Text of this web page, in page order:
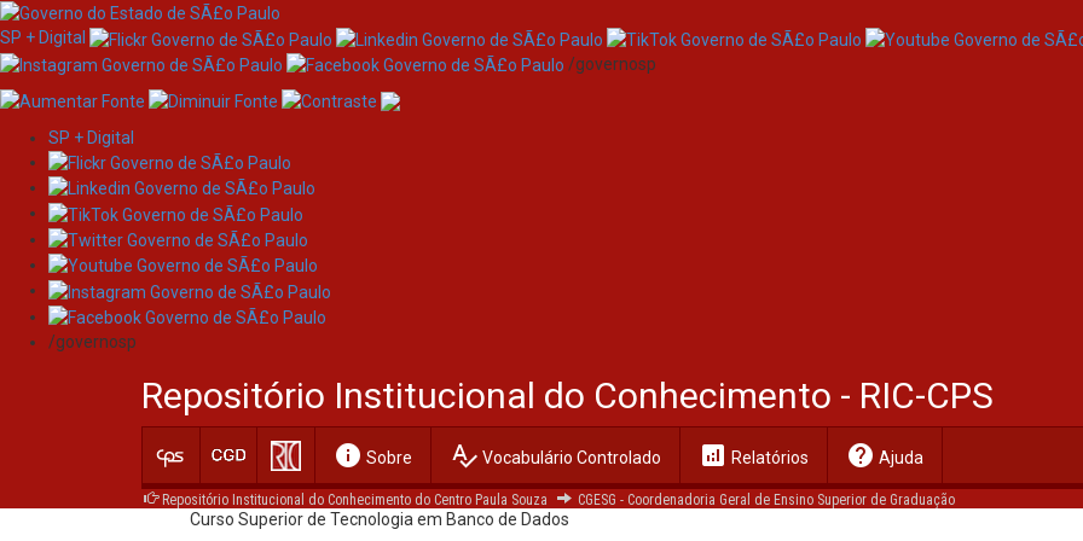
Skip
navigation
SP + Digital
/governosp
SP + Digital
/governosp
Repositório Institucional do Conhecimento - RIC-CPS
info Sobre spellcheck Vocabulário Controlado analytics Relatórios help Ajuda
Repositório Institucional do Conhecimento do Centro Paula Souza CGESG - Coordenadoria Geral de Ensino Superior de Graduação
196 - FATEC de Bauru (Bauru)
Curso Superior de Tecnologia em Análise e Desenvolvimento de Sistemas - Articulação da Formação Profissional
Superior (AMS)
Curso Superior de Tecnologia em Automação Industrial
Curso Superior de Tecnologia em Banco de Dados